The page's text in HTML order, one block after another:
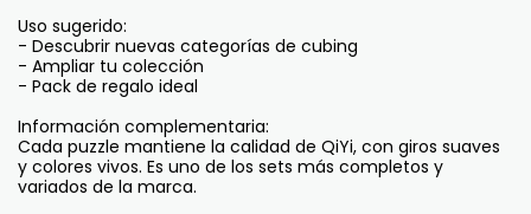
Uso sugerido:
- Descubrir nuevas categorías de cubing
- Ampliar tu colección
- Pack de regalo ideal
Información complementaria:
Cada puzzle mantiene la calidad de QiYi, con giros suaves
y colores vivos. Es uno de los sets más completos y
variados de la marca.